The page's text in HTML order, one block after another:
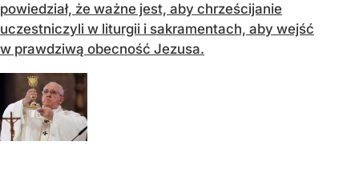
powiedział, że ważne jest, aby chrześcijanie
uczestniczyli w liturgii i sakramentach, aby wejść
w prawdziwą obecność Jezusa.